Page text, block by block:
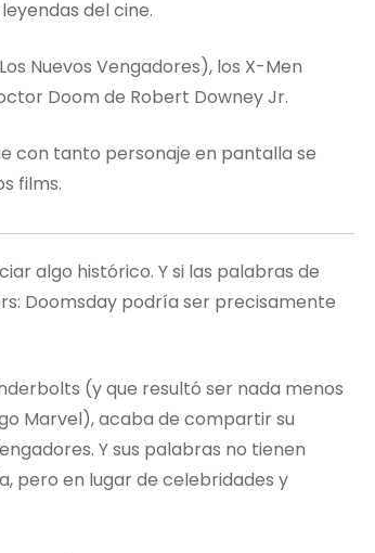
del cine.
Nuevos Vengadores), los X-Men
Doom de Robert Downey Jr.
con tanto personaje en pantalla se
films.
algo histórico. Y si las palabras de
Doomsday podría ser precisamente
(y que resultó ser nada menos
Marvel), acaba de compartir su
Y sus palabras no tienen
pero en lugar de celebridades y